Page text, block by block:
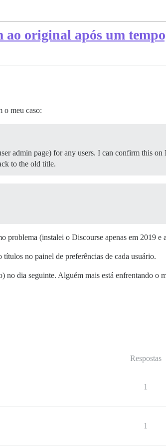
ao original após um
o meu caso:
admin page) for any users. I can confirm this
to the old title.
problema (instalei o Discourse apenas em 2019 e
no painel de preferências de cada usuário.
dia seguinte. Alguém mais está enfrentando o
Respostas
1
1